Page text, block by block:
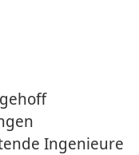
Ingenieure